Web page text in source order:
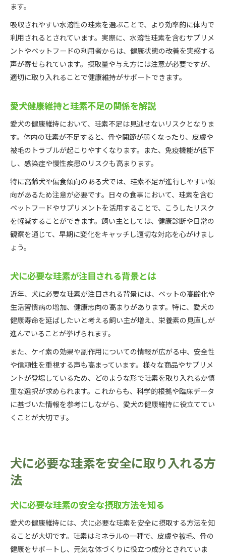
ます。
吸収されやすい水溶性の珪素を選ぶことで、より効率的に体内で
利用されるとされています。実際に、水溶性珪素を含むサプリメ
ントやペットフードの利用者からは、健康状態の改善を実感する
声が寄せられています。摂取量や与え方には注意が必要ですが、
適切に取り入れることで健康維持がサポートできます。
愛犬健康維持と珪素不足の関係を解説
愛犬の健康維持において、珪素不足は見逃せないリスクとなりま
す。体内の珪素が不足すると、骨や関節が弱くなったり、皮膚や
被毛のトラブルが起こりやすくなります。また、免疫機能が低下
し、感染症や慢性疾患のリスクも高まります。
特に高齢犬や偏食傾向のある犬では、珪素不足が進行しやすい傾
向があるため注意が必要です。日々の食事において、珪素を含む
ペットフードやサプリメントを活用することで、こうしたリスク
を軽減することができます。飼い主としては、健康診断や日常の
観察を通じて、早期に変化をキャッチし適切な対応を心がけまし
ょう。
犬に必要な珪素が注目される背景とは
近年、犬に必要な珪素が注目される背景には、ペットの高齢化や
生活習慣病の増加、健康志向の高まりがあります。特に、愛犬の
健康寿命を延ばしたいと考える飼い主が増え、栄養素の見直しが
進んでいることが挙げられます。
また、ケイ素の効果や副作用についての情報が広がる中、安全性
や信頼性を重視する声も高まっています。様々な商品やサプリメ
ントが登場しているため、どのような形で珪素を取り入れるか慎
重な選択が求められます。これからも、科学的根拠や臨床データ
に基づいた情報を参考にしながら、愛犬の健康維持に役立ててい
くことが大切です。
犬に必要な珪素を安全に取り入れる方
法
犬に必要な珪素の安全な摂取方法を知る
愛犬の健康維持には、犬に必要な珪素を安全に摂取する方法を知
ることが大切です。珪素はミネラルの一種で、皮膚や被毛、骨の
健康をサポートし、元気な体づくりに役立つ成分とされていま